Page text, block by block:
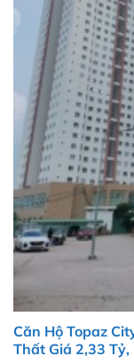
Căn Hộ Topaz
Thất Giá 2,33 Tỷ,